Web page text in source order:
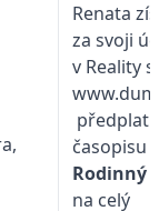
Renata
za svoji
v Reality
časopisu
Rodinný
na celý